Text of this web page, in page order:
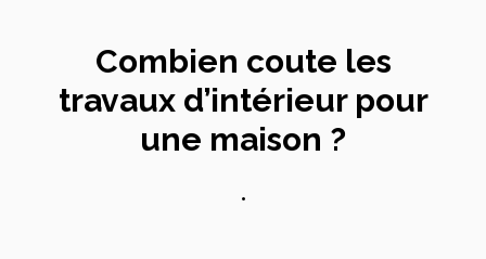
Combien coute les
travaux d’intérieur pour
une maison ?
•